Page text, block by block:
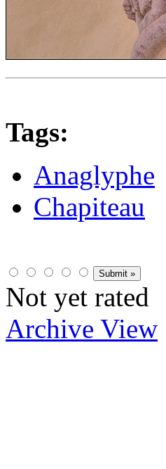
Tags:
Anaglyphe
Chapiteau
Not yet rated
Archive View